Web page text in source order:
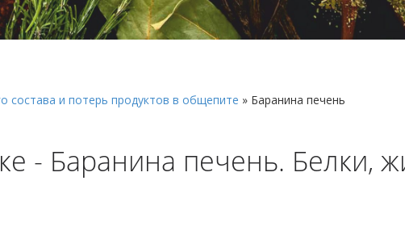
состава и потерь продуктов в общепите » Баранина печень
- Баранина печень. Белки,